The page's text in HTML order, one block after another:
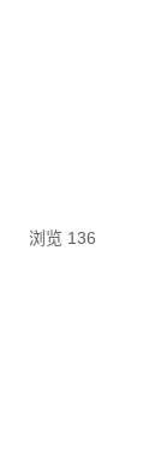
浏览 136